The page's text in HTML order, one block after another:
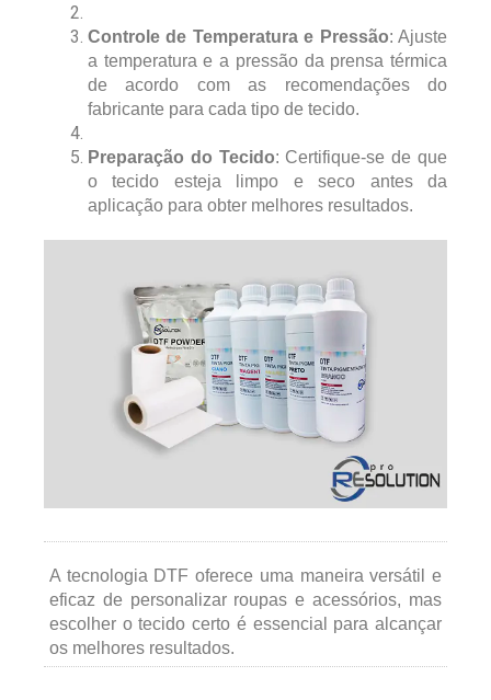
Controle de Temperatura e Pressão: Ajuste
a temperatura e a pressão da prensa térmica
de acordo com as recomendações do
fabricante para cada tipo de tecido.
Preparação do Tecido: Certifique-se de que
o tecido esteja limpo e seco antes da
aplicação para obter melhores resultados.
A tecnologia DTF oferece uma maneira versátil e
eficaz de personalizar roupas e acessórios, mas
escolher o tecido certo é essencial para alcançar
os melhores resultados.